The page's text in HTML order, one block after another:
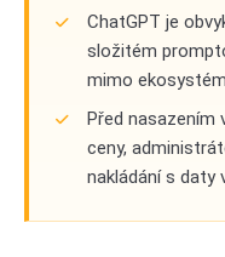
ChatGPT je
složitém
mimo
Před
ceny,
nakládání s daty